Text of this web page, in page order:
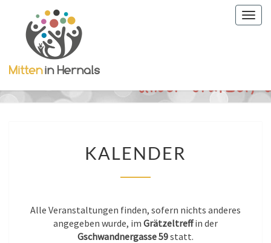
KALENDER
Alle Veranstaltungen finden, sofern nichts anderes
angegeben wurde, im Grätzeltreffin der
Gschwandnergasse 59statt.
0:00
1:00
2:00